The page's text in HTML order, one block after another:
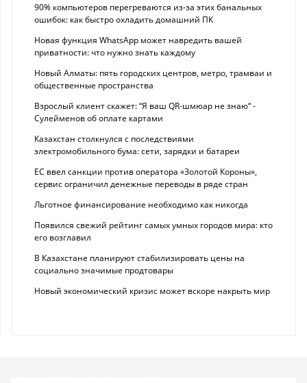
90% компьютеров перегреваются из-за этих банальных
ошибок: как быстро охладить домашний ПК
Новая функция WhatsApp может навредить вашей
приватности: что нужно знать каждому
Новый Алматы: пять городских центров, метро, трамваи и
общественные пространства
Взрослый клиент скажет: “Я ваш QR-шмюар не знаю“ -
Сулейменов об оплате картами
Казахстан столкнулся с последствиями
электромобильного бума: сети, зарядки и батареи
ЕС ввел санкции против оператора «Золотой Короны»,
сервис ограничил денежные переводы в ряде стран
Льготное финансирование необходимо как никогда
Появился свежий рейтинг самых умных городов мира: кто
его возглавил
В Казахстане планируют стабилизировать цены на
социально значимые продтовары
Новый экономический кризис может вскоре накрыть мир